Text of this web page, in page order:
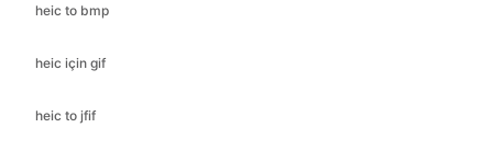
heic to bmp
heic için gif
heic to jfif